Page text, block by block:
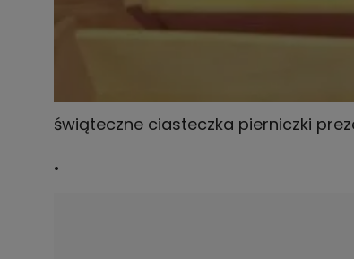
świąteczne ciasteczka pierniczki
.